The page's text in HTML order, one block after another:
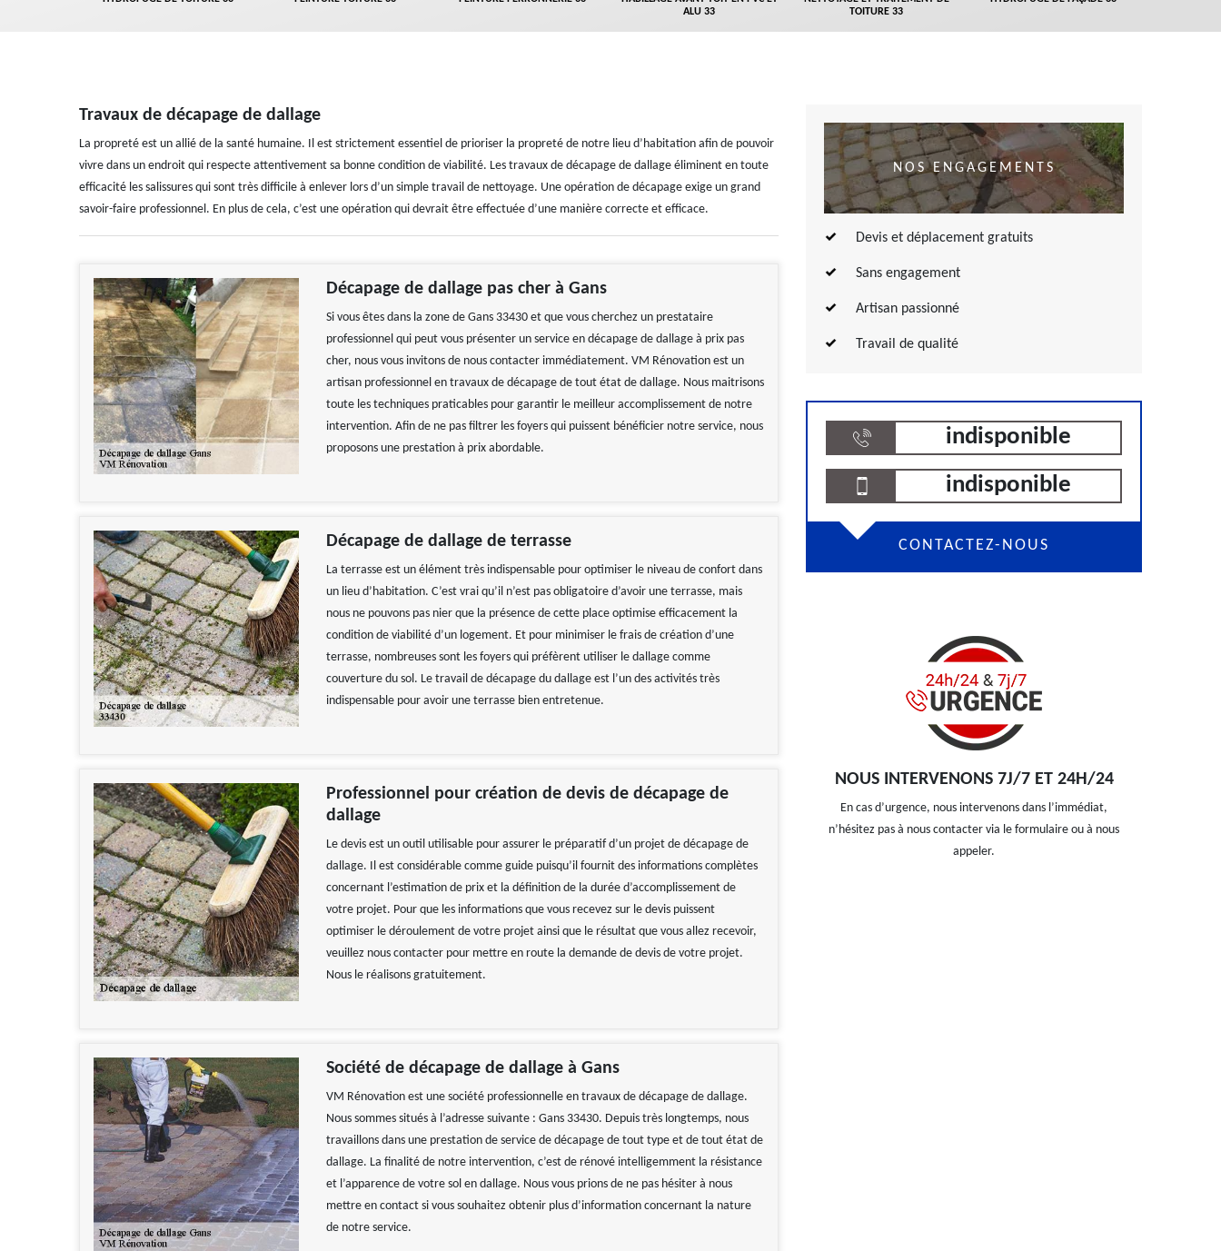
ALU 33
TOITURE 33
Travaux de décapage de dallage
La propreté est un allié de la santé humaine. Il est strictement essentiel de prioriser la propreté de notre lieu d’habitation afin de pouvoir
vivre dans un endroit qui respecte attentivement sa bonne condition de viabilité. Les travaux de décapage de dallage éliminent en toute
efficacité les salissures qui sont très difficile à enlever lors d’un simple travail de nettoyage. Une opération de décapage exige un grand
savoir-faire professionnel. En plus de cela, c’est une opération qui devrait être effectuée d’une manière correcte et efficace.
Décapage de dallage pas cher à Gans
Si vous êtes dans la zone de Gans 33430 et que vous cherchez un prestataire
professionnel qui peut vous présenter un service en décapage de dallage à prix pas
cher, nous vous invitons de nous contacter immédiatement. VM Rénovation est un
artisan professionnel en travaux de décapage de tout état de dallage. Nous maitrisons
toute les techniques praticables pour garantir le meilleur accomplissement de notre
intervention. Afin de ne pas filtrer les foyers qui puissent bénéficier notre service, nous
proposons une prestation à prix abordable.
Décapage de dallage de terrasse
La terrasse est un élément très indispensable pour optimiser le niveau de confort dans
un lieu d’habitation. C’est vrai qu’il n’est pas obligatoire d’avoir une terrasse, mais
nous ne pouvons pas nier que la présence de cette place optimise efficacement la
condition de viabilité d’un logement. Et pour minimiser le frais de création d’une
terrasse, nombreuses sont les foyers qui préfèrent utiliser le dallage comme
couverture du sol. Le travail de décapage du dallage est l’un des activités très
indispensable pour avoir une terrasse bien entretenue.
Professionnel pour création de devis de décapage de
dallage
Le devis est un outil utilisable pour assurer le préparatif d’un projet de décapage de
dallage. Il est considérable comme guide puisqu’il fournit des informations complètes
concernant l’estimation de prix et la définition de la durée d’accomplissement de
votre projet. Pour que les informations que vous recevez sur le devis puissent
optimiser le déroulement de votre projet ainsi que le résultat que vous allez recevoir,
veuillez nous contacter pour mettre en route la demande de devis de votre projet.
Nous le réalisons gratuitement.
Société de décapage de dallage à Gans
VM Rénovation est une société professionnelle en travaux de décapage de dallage.
Nous sommes situés à l’adresse suivante : Gans 33430. Depuis très longtemps, nous
travaillons dans une prestation de service de décapage de tout type et de tout état de
dallage. La finalité de notre intervention, c’est de rénové intelligemment la résistance
et l’apparence de votre sol en dallage. Nous vous prions de ne pas hésiter à nous
mettre en contact si vous souhaitez obtenir plus d’information concernant la nature
de notre service.
NOS ENGAGEMENTS
Devis et déplacement gratuits
Sans engagement
Artisan passionné
Travail de qualité
indisponible
indisponible
CONTACTEZ-NOUS
NOUS INTERVENONS 7J/7 ET 24H/24
En cas d’urgence, nous intervenons dans l’immédiat,
n’hésitez pas à nous contacter via le formulaire ou à nous
appeler.